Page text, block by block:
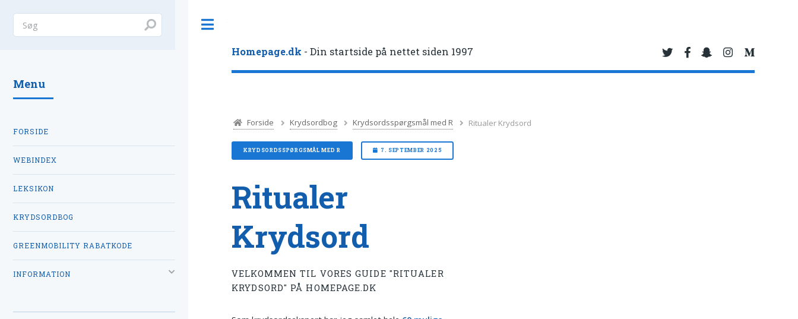
Homepage.dk - Din startside på nettet siden 1997
Forside Krydsordbog Krydsordsspørgsmål med R Ritualer Krydsord
KRYDSORDSSPØRGSMÅL MED R 7. SEPTEMBER 2025
Ritualer
Krydsord
VELKOMMEN TIL VORES GUIDE "RITUALER
KRYDSORD" PÅ HOMEPAGE.DK
Menu
FORSIDE
WEBINDEX
LEKSIKON
KRYDSORDBOG
GREENMOBILITY RABATKODE
INFORMATION